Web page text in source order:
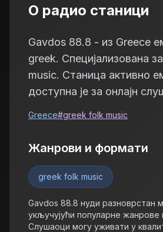
О радио станици
Gavdos 88.8 - из Greece
greek. Специјализована
music. Станица активно
доступна је за онлајн
Greece#greek folk music
Жанрови и формати
greek folk music
Gavdos 88.8 нуди разноврстан
укључујући популарне жанрове
Слушаоци могу уживати у